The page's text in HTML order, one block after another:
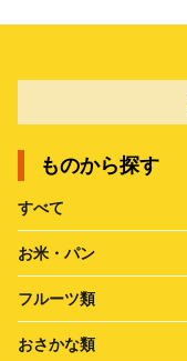
ものから探す
すべて
お米・パン
フルーツ類
おさかな類